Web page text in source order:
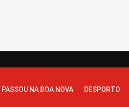
PASSOU NA BOA NOVA DESPORTO